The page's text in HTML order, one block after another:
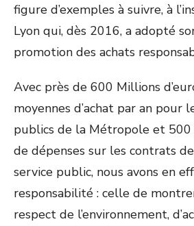
figure d’exemples à suivre, à
Lyon qui, dès 2016, a adopté
promotion des achats
Avec près de 600 Millions
moyennes d’achat par an pour
publics de la Métropole et 500
de dépenses sur les contrats
service public, nous avons en
responsabilité : celle de
respect de l’environnement,